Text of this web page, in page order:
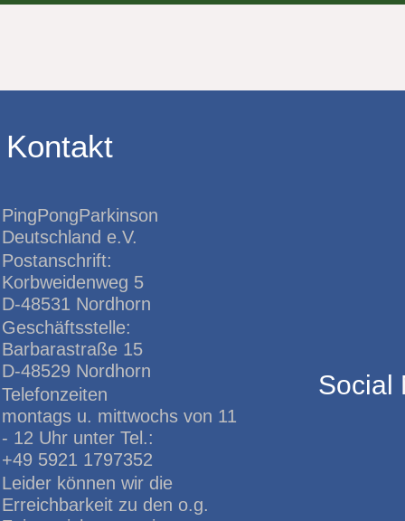
Kontakt
PingPongParkinson
Deutschland e.V.
Postanschrift:
Korbweidenweg 5
D-48531 Nordhorn
Geschäftsstelle:
Barbarastraße 15
D-48529 Nordhorn
Telefonzeiten
montags u. mittwochs von 11
- 12 Uhr unter Tel.:
+49 5921 1797352
Leider können wir die
Erreichbarkeit zu den o.g.
Social